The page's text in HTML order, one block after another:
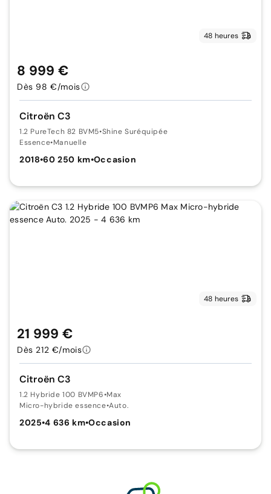
48 heures
Citroën C3
1.2 PureTech 82 BVM5•Shine Suréquipée
Essence•Manuelle
2018•60 250 km•Occasion
8 999 €
Dès 98 €/mois
48 heures
Citroën C3
1.2 Hybride 100 BVMP6•Max
Micro-hybride essence•Auto.
2025•4 636 km•Occasion
21 999 €
Dès 212 €/mois